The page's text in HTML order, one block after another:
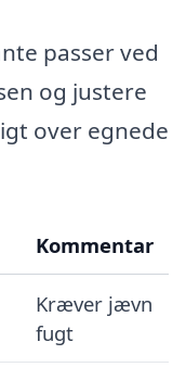
passer ved
og justere
over egnede
Kommentar
Kræver jævn
fugt